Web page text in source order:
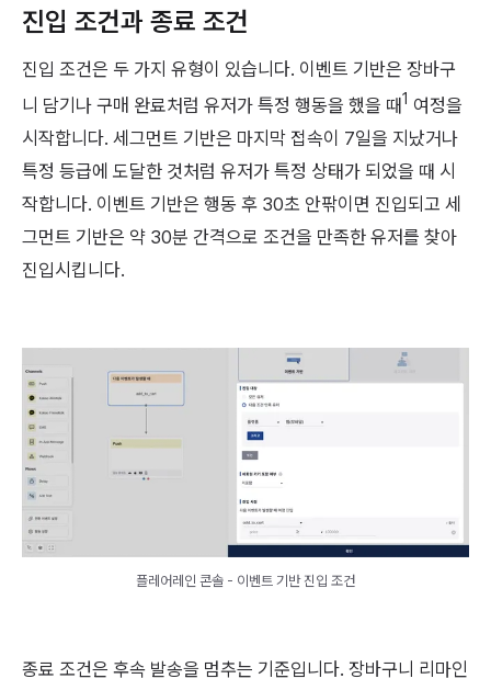
진입 조건과 종료 조건
진입 조건은 두 가지 유형이 있습니다. 이벤트 기반은 장바구
니 담기나 구매 완료처럼 유저가 특정 행동을 했을 때1 여정을
시작합니다. 세그먼트 기반은 마지막 접속이 7일을 지났거나
특정 등급에 도달한 것처럼 유저가 특정 상태가 되었을 때 시
작합니다. 이벤트 기반은 행동 후 30초 안팎이면 진입되고 세
그먼트 기반은 약 30분 간격으로 조건을 만족한 유저를 찾아
진입시킵니다.
플레어레인 콘솔 - 이벤트 기반 진입 조건
종료 조건은 후속 발송을 멈추는 기준입니다. 장바구니 리마인